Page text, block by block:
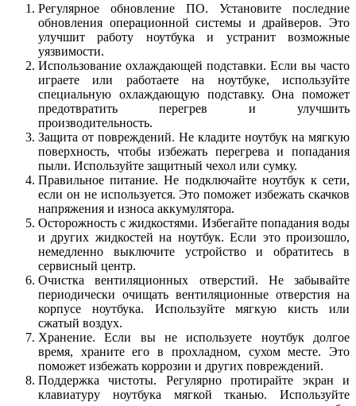
Регулярное обновление ПО. Установите последние
обновления операционной системы и драйверов. Это
улучшит работу ноутбука и устранит возможные
уязвимости.
Использование охлаждающей подставки. Если вы часто
играете или работаете на ноутбуке, используйте
специальную охлаждающую подставку. Она поможет
предотвратить перегрев и улучшить
производительность.
Защита от повреждений. Не кладите ноутбук на мягкую
поверхность, чтобы избежать перегрева и попадания
пыли. Используйте защитный чехол или сумку.
Правильное питание. Не подключайте ноутбук к сети,
если он не используется. Это поможет избежать скачков
напряжения и износа аккумулятора.
Осторожность с жидкостями. Избегайте попадания воды
и других жидкостей на ноутбук. Если это произошло,
немедленно выключите устройство и обратитесь в
сервисный центр.
Очистка вентиляционных отверстий. Не забывайте
периодически очищать вентиляционные отверстия на
корпусе ноутбука. Используйте мягкую кисть или
сжатый воздух.
Хранение. Если вы не используете ноутбук долгое
время, храните его в прохладном, сухом месте. Это
поможет избежать коррозии и других повреждений.
Поддержка чистоты. Регулярно протирайте экран и
клавиатуру ноутбука мягкой тканью. Используйте